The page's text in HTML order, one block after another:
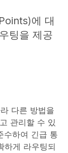
에 대
팅을 제공
다른 방법을
관리할 수 있
수하여 긴급 통
하게 라우팅되